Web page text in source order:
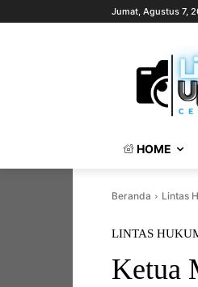
Jumat, Agustus 7,
HOME
Beranda Lintas
LINTAS
Ketua